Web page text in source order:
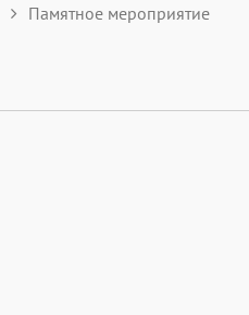
Памятное мероприятие